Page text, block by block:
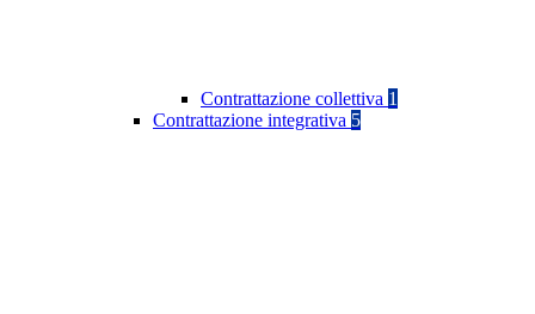
Contrattazione collettiva 1
Contrattazione integrativa 5